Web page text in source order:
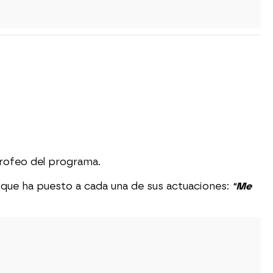
del programa.
ha puesto a cada una de sus actuaciones: "Me